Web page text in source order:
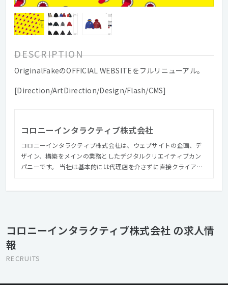
DESCRIPTION
OriginalFakeのOFFICIAL WEBSITEをフルリニューアル。
[Direction/ArtDirection/Design/Flash/CMS]
コロニーインタラクティブ株式会社
コロニーインタラクティブ株式会社は、ウェブサイトの企画、デ
ザイン、構築をメインの業務としたデジタルクリエイティブカン
パニーです。 当社は基本的には代理店を介さずに直接クライアン
で私たちは、デザインやテクノロジーを最大限に使い「心地よ
する意味を理解して、業務範囲を自分で決めずに様々な部分でプ
コロニーインタラクティブ株式会社 の求人情
報
RECRUITS